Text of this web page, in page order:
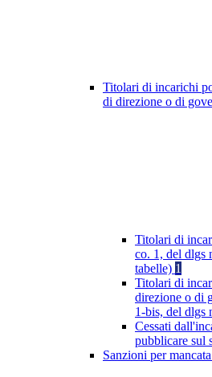
Titolari di incarichi
di direzione o di
Titolari di
co. 1, del dlgs
tabelle) 1
Titolari di
direzione o di
1-bis, del dlgs
Cessati
pubblicare sul
Sanzioni per